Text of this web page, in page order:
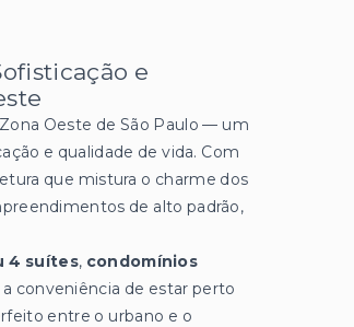
e
Oeste de São Paulo — um
e qualidade de vida. Com
que mistura o charme dos
de alto padrão,
4 suítes, condomínios
a conveniência de estar perto
entre o urbano e o